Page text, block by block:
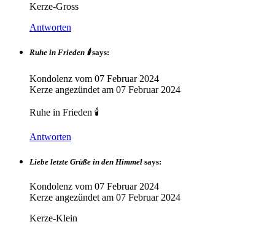
Kerze-Gross
Antworten
Ruhe in Frieden 🕯️ says:
Kondolenz vom 07 Februar 2024
Kerze angezündet am 07 Februar 2024
Ruhe in Frieden 🕯️
Antworten
Liebe letzte Grüße in den Himmel says:
Kondolenz vom 07 Februar 2024
Kerze angezündet am 07 Februar 2024
Kerze-Klein